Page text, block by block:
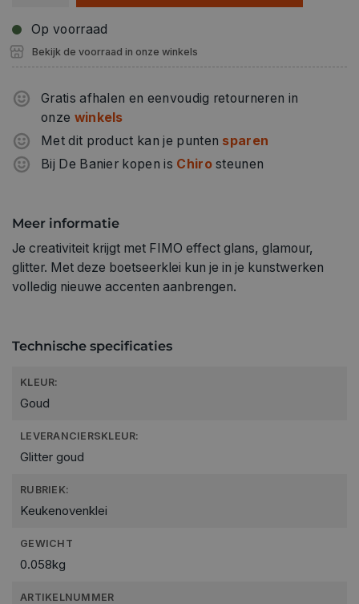
Op voorraad
Bekijk de voorraad in onze winkels
Gratis afhalen en eenvoudig retourneren in
onze winkels
Met dit product kan je punten sparen
Bij De Banier kopen is Chirosteunen
Meer informatie
Je creativiteit krijgt met FIMO effect glans, glamour,
glitter. Met deze boetseerklei kun je in je kunstwerken
volledig nieuwe accenten aanbrengen.
Technische specificaties
KLEUR:
Goud
LEVERANCIERSKLEUR:
Glitter goud
RUBRIEK:
Keukenovenklei
GEWICHT
0.058kg
ARTIKELNUMMER